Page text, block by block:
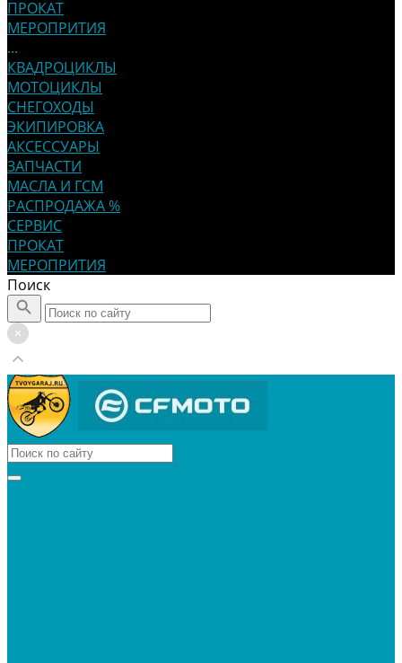
ПРОКАТ
МЕРОПРИТИЯ
...
КВАДРОЦИКЛЫ
МОТОЦИКЛЫ
СНЕГОХОДЫ
ЭКИПИРОВКА
АКСЕССУАРЫ
ЗАПЧАСТИ
МАСЛА И ГСМ
РАСПРОДАЖА %
СЕРВИС
ПРОКАТ
МЕРОПРИТИЯ
Поиск